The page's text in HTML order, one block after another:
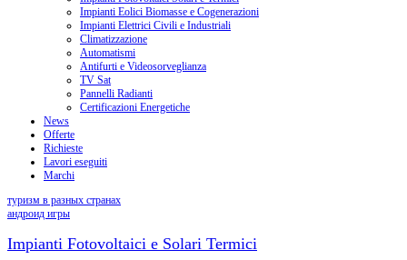
Impianti Eolici Biomasse e Cogenerazioni
Impianti Elettrici Civili e Industriali
Climatizzazione
Automatismi
Antifurti e Videosorveglianza
TV Sat
Pannelli Radianti
Certificazioni Energetiche
News
Offerte
Richieste
Lavori eseguiti
Marchi
туризм в разных странах
андроид игры
Impianti Fotovoltaici e Solari Termici